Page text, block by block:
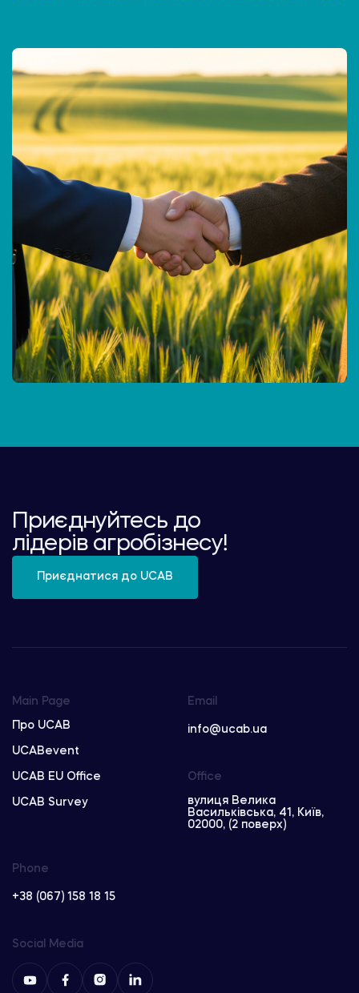
Приєднуйтесь до
лідерів агробізнесу!
Приєднатися до UCAB
Main Page
Про UCAB
UCABevent
UCAB EU Office
UCAB Survey
Email
info@ucab.ua
Phone
+38 (067) 158 18 15
Office
вулиця Велика
Васильківська, 41, Київ,
02000, (2 поверх)
Social Media